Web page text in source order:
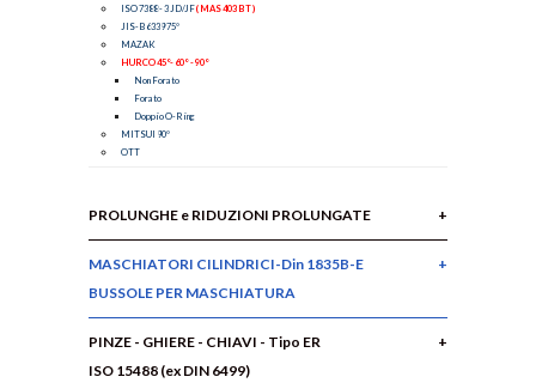
ISO 7388 - 3 JD/JF( MAS 403 BT )
JIS-B 6339 75°
MAZAK
HURCO 45°- 60° - 90°
Non Forato
Forato
Doppio O-Ring
MITSUI 90°
OTT
PROLUNGHE e RIDUZIONI PROLUNGATE
MASCHIATORI CILINDRICI-Din 1835B-E
BUSSOLE PER MASCHIATURA
PINZE - GHIERE - CHIAVI - Tipo ER
ISO 15488 (ex DIN 6499)